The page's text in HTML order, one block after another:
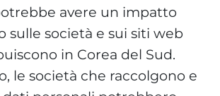
avere un impatto
sulle società e sui siti web
in Corea del Sud.
le società che raccolgono e